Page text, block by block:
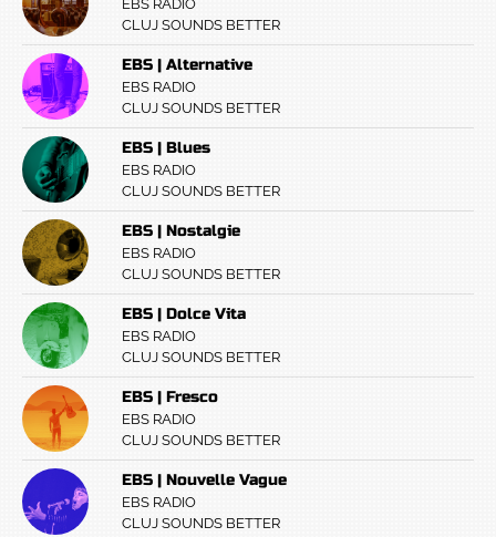
EBS RADIO
CLUJ SOUNDS BETTER
EBS | Alternative
EBS RADIO
CLUJ SOUNDS BETTER
EBS | Blues
EBS RADIO
CLUJ SOUNDS BETTER
EBS | Nostalgie
EBS RADIO
CLUJ SOUNDS BETTER
EBS | Dolce Vita
EBS RADIO
CLUJ SOUNDS BETTER
EBS | Fresco
EBS RADIO
CLUJ SOUNDS BETTER
EBS | Nouvelle Vague
EBS RADIO
CLUJ SOUNDS BETTER